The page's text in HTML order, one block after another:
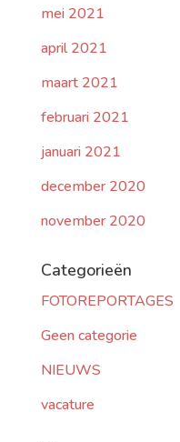
mei 2021
april 2021
maart 2021
februari 2021
januari 2021
december 2020
november 2020
Categorieën
FOTOREPORTAGES
Geen categorie
NIEUWS
vacature